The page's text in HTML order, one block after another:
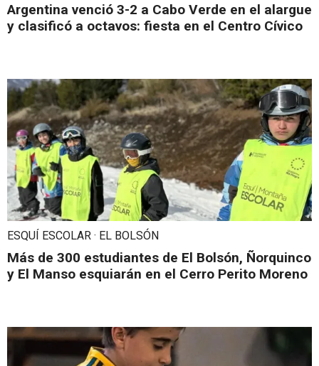
Argentina venció 3-2 a Cabo Verde en el alargue
y clasificó a octavos: fiesta en el Centro Cívico
ESQUÍ ESCOLAR · EL BOLSÓN
Más de 300 estudiantes de El Bolsón, Ñorquinco
y El Manso esquiarán en el Cerro Perito Moreno